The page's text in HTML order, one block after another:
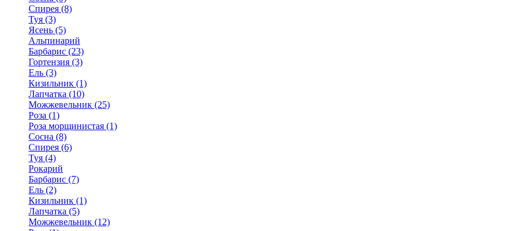
Спирея (8)
Туя (3)
Ясень (5)
Альпинарий
Барбарис (23)
Гортензия (3)
Ель (3)
Кизильник (1)
Лапчатка (10)
Можжевельник (25)
Роза (1)
Роза морщинистая (1)
Сосна (8)
Спирея (6)
Туя (4)
Рокарий
Барбарис (7)
Ель (2)
Кизильник (1)
Лапчатка (5)
Можжевельник (12)